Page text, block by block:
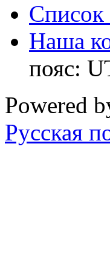
Наша
пояс:
Powered
Русская